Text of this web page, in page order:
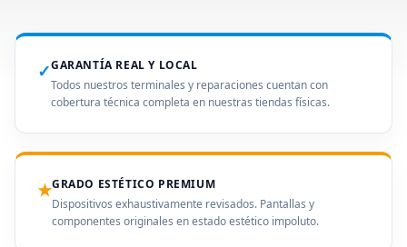
✓GARANTÍA REAL Y LOCAL
Todos nuestros terminales y reparaciones cuentan con
cobertura técnica completa en nuestras tiendas físicas.
★GRADO ESTÉTICO PREMIUM
Dispositivos exhaustivamente revisados. Pantallas y
componentes originales en estado estético impoluto.